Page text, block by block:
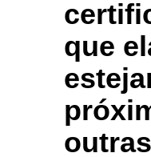
que